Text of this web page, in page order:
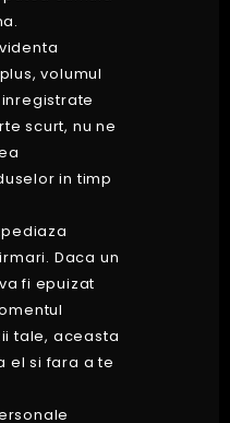
volumul
scurt, nu ne
in timp
Daca un
fi epuizat
tale, aceasta
el si fara a te